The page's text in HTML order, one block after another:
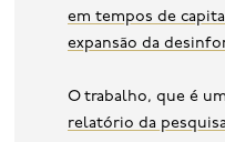
em tempos de
expansão da
O trabalho, que é
relatório da